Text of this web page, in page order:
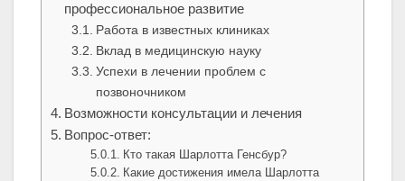
профессиональное развитие
Работа в известных клиниках
Вклад в медицинскую науку
Успехи в лечении проблем с
позвоночником
Возможности консультации и лечения
Вопрос-ответ:
Кто такая Шарлотта Генсбур?
Какие достижения имела Шарлотта